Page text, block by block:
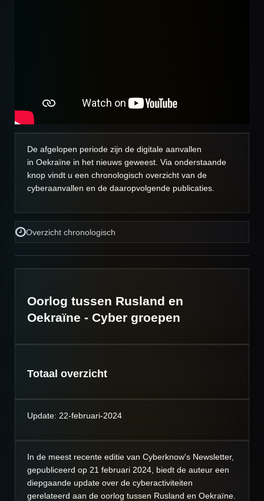
De afgelopen periode zijn de digitale aanvallen
in Oekraïne in het nieuws geweest. Via onderstaande
knop vindt u een chronologisch overzicht van de
cyberaanvallen en de daaropvolgende publicaties.
Overzicht chronologisch
Oorlog tussen Rusland en
Oekraïne - Cyber groepen
Totaal overzicht
Update: 22-februari-2024
In de meest recente editie van Cyberknow's Newsletter,
gepubliceerd op 21 februari 2024, biedt de auteur een
diepgaande update over de cyberactiviteiten
gerelateerd aan de oorlog tussen Rusland en Oekraïne.